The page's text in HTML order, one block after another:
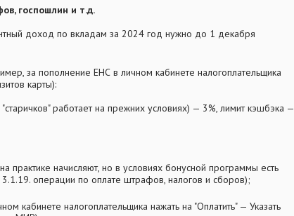
госпошлин и т.д.
доход по вкладам за 2024 год нужно до 1 декабря
за пополнение ЕНС в личном кабинете налогоплательщика
карты):
работает на прежних условиях) — 3%, лимит кэшбэка —
практике начисляют, но в условиях бонусной программы есть
операции по оплате штрафов, налогов и сборов);
кабинете налогоплательщика нажать на "Оплатить" — Указать